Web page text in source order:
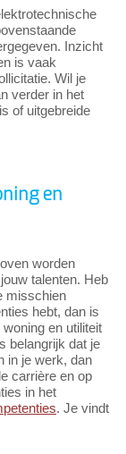
Inzicht
is vaak
Wil je
verder in het
of uitgebreide
en
worden
talenten. Heb
misschien
hebt, dan is
en utiliteit
belangrijk dat je
in je werk, dan
carrière en op
in het
. Je vindt